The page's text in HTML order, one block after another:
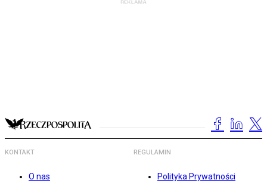
KONTAKT
O nas
REGULAMIN
Polityka Prywatności